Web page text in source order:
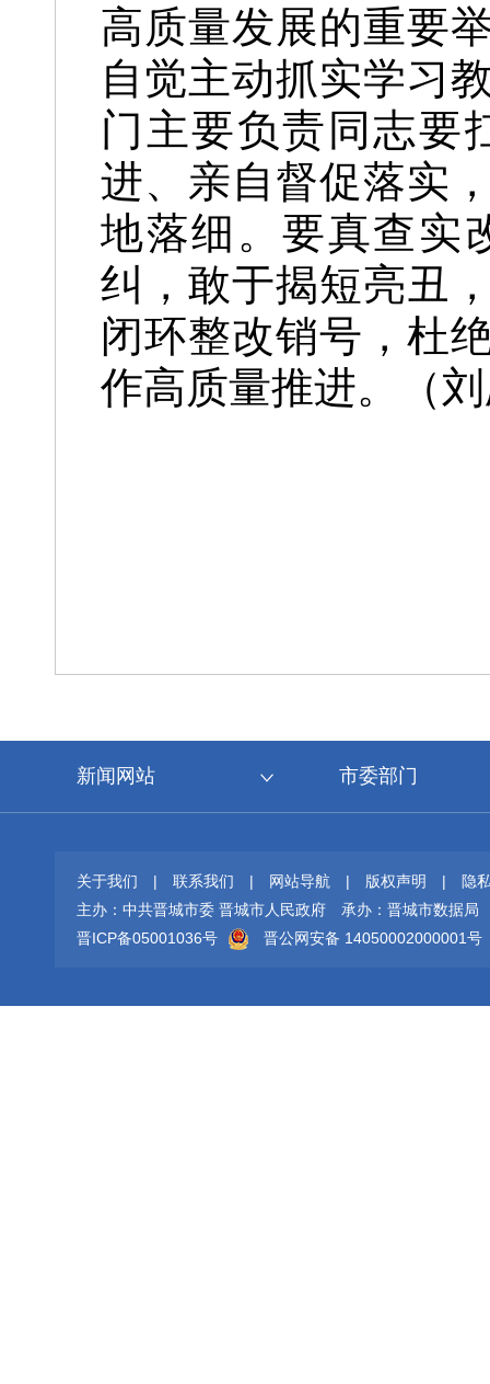
高质量发展的重要
自觉主动抓实学习
门主要负责同志要
进、亲自督促落实
地落细。要真查实
纠，敢于揭短亮丑
闭环整改销号，杜
作高质量推进。（
新闻网站 市委部门
关于我们 | 联系我们 | 网站导航 | 版权声明 |
隐
主办：中共晋城市委 晋城市人民政府
承办：晋城市数据局
晋ICP备05001036号
晋公网安备 14050002000001号